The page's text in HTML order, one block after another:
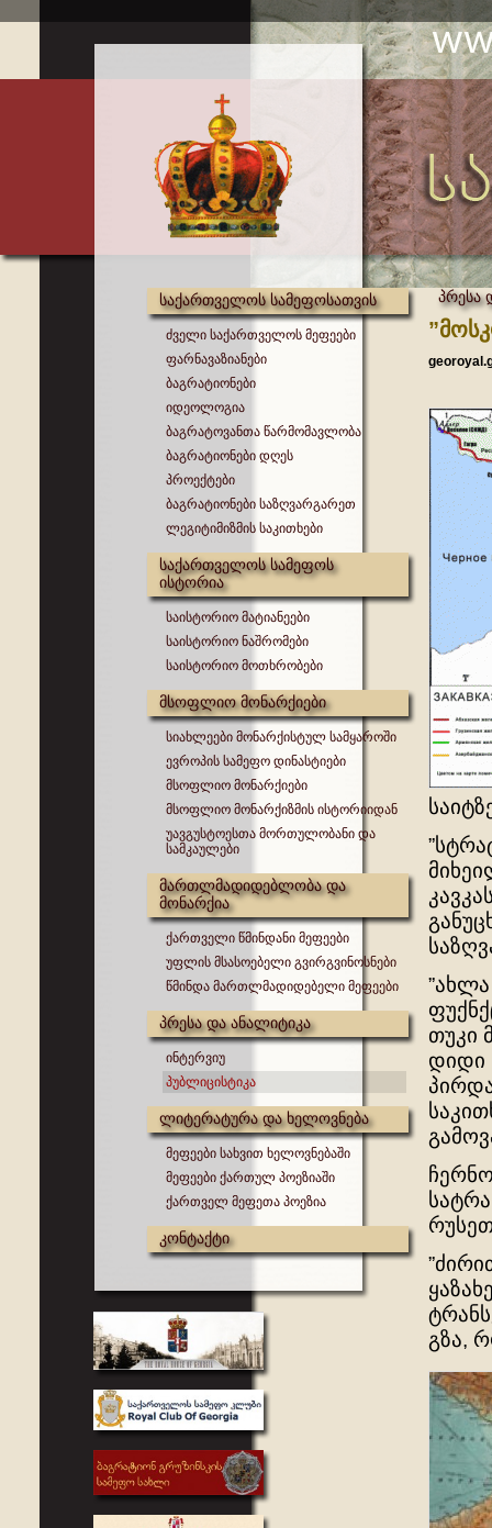
საქართველოს სამეფოსათვის
ძველი საქართველოს მეფეები
ფარნავაზიანები
ბაგრატიონები
იდეოლოგია
ბაგრატოვანთა წარმომავლობა
ბაგრატიონები დღეს
პროექტები
ბაგრატიონები საზღვარგარეთ
ლეგიტიმიზმის საკითხები
საქართველოს სამეფოს
ისტორია
საისტორიო მატიანეები
საისტორიო ნაშრომები
საისტორიო მოთხრობები
მსოფლიო მონარქიები
სიახლეები მონარქისტულ სამყაროში
ევროპის სამეფო დინასტიები
მსოფლიო მონარქიები
მსოფლიო მონარქიზმის ისტორიიდან
უავგუსტოესთა მორთულობანი და
სამკაულები
მართლმადიდებლობა და
მონარქია
ქართველი წმინდანი მეფეები
უფლის მსასოებელი გვირგვინოსნები
წმინდა მართლმადიდებელი მეფეები
პრესა და ანალიტიკა
ინტერვიუ
პუბლიცისტიკა
ლიტერატურა და ხელოვნება
მეფეები სახვით ხელოვნებაში
მეფეები ქართულ პოეზიაში
ქართველ მეფეთა პოეზია
კონტაქტი
პრესა
თუკი
დიდი
გზა,